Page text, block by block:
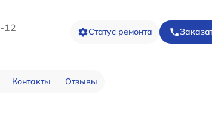
12 Статус ремонта
Контакты Отзывы